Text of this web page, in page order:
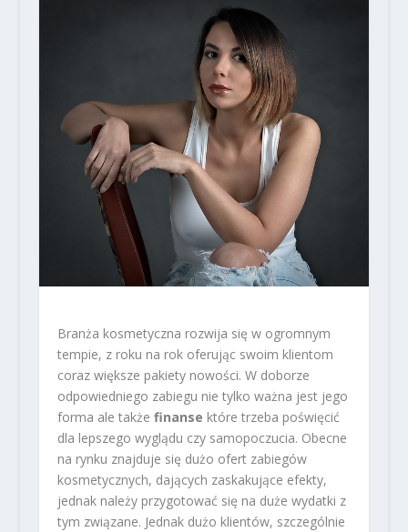
Branża kosmetyczna rozwija się w ogromnym
tempie, z roku na rok oferując swoim klientom
coraz większe pakiety nowości. W doborze
odpowiedniego zabiegu nie tylko ważna jest jego
forma ale także finanse które trzeba poświęcić
dla lepszego wyglądu czy samopoczucia. Obecne
na rynku znajduje się dużo ofert zabiegów
kosmetycznych, dających zaskakujące efekty,
jednak należy przygotować się na duże wydatki z
tym związane. Jednak dużo klientów, szczególnie